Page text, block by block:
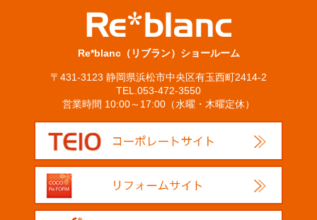
Re*blanc（リブラン）ショールーム
〒431-3123 静岡県浜松市中央区有玉西町2414-2
TEL.053-472-3550
営業時間 10:00～17:00（水曜・木曜定休）